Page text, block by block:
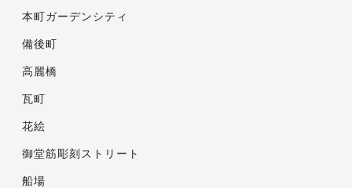
本町ガーデンシティ
備後町
高麗橋
瓦町
花絵
御堂筋彫刻ストリート
船場